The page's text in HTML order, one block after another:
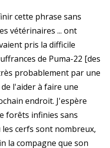
cette phrase sans
vétérinaires ... ont
pris la difficile
de Puma-22 [des
probablement par une
l'aider à faire une
endroit. J'espère
forêts infinies sans
cerfs sont nombreux,
la compagne que son